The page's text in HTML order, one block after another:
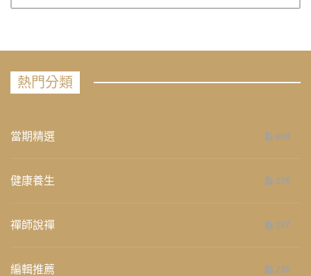
熱門分類
當期精選 658
健康養生 276
禪師說禪 267
編輯推薦 236